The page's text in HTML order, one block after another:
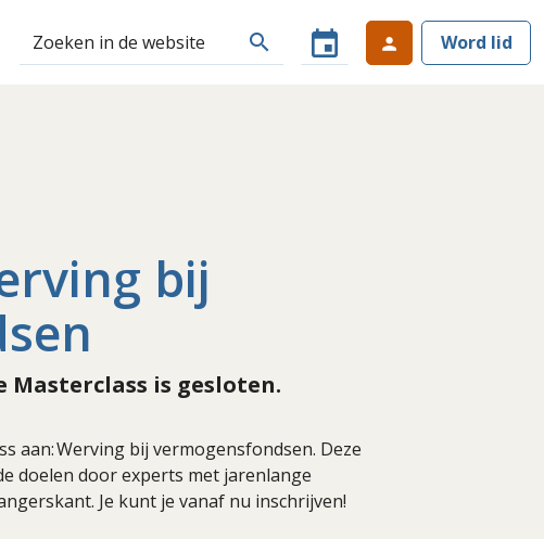
search event person Word lid
bij
Masterclass is gesloten.
aan: Werving bij vermogensfondsen. Deze
doelen door experts met jarenlange
Je kunt je vanaf nu inschrijven!